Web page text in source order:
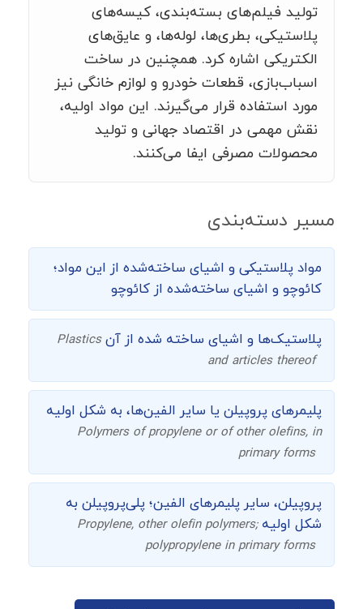
تولید فیلم‌های بسته‌بندی، کیسه‌های
پلاستیکی، بطری‌ها، لوله‌ها، و عایق‌های
الکتریکی اشاره کرد. همچنین در ساخت
اسباب‌بازی، قطعات خودرو و لوازم خانگی نیز
مورد استفاده قرار می‌گیرند. این مواد اولیه،
نقش مهمی در اقتصاد جهانی و تولید
محصولات مصرفی ایفا می‌کنند.
مسیر دسته‌بندی
مواد پلاستیکی و اشیای ساخته‌شده از این مواد؛
کائوچو و اشیای ساخته‌شده از کائوچو
پلاستیک‌ها و اشیای ساخته شده از آنPlastics
and articles thereof
پلیمرهای پروپیلن یا سایر الفین‌ها، به شکل اولیه
Polymers of propylene or of other olefins, in
primary forms
پروپیلن، سایر پلیمرهای الفین؛ پلی‌پروپیلن به
شکل اولیهPropylene, other olefin polymers;
polypropylene in primary forms